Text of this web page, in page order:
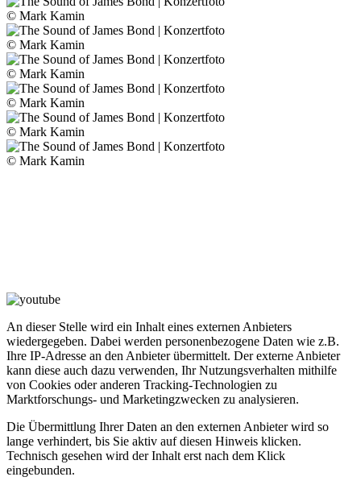
© Mark Kamin
© Mark Kamin
© Mark Kamin
© Mark Kamin
© Mark Kamin
© Mark Kamin
An dieser Stelle wird ein Inhalt eines externen Anbieters
wiedergegeben. Dabei werden personenbezogene Daten wie z.B.
Ihre IP-Adresse an den Anbieter übermittelt. Der externe Anbieter
kann diese auch dazu verwenden, Ihr Nutzungsverhalten mithilfe
von Cookies oder anderen Tracking-Technologien zu
Marktforschungs- und Marketingzwecken zu analysieren.
Die Übermittlung Ihrer Daten an den externen Anbieter wird so
lange verhindert, bis Sie aktiv auf diesen Hinweis klicken.
Technisch gesehen wird der Inhalt erst nach dem Klick
eingebunden.